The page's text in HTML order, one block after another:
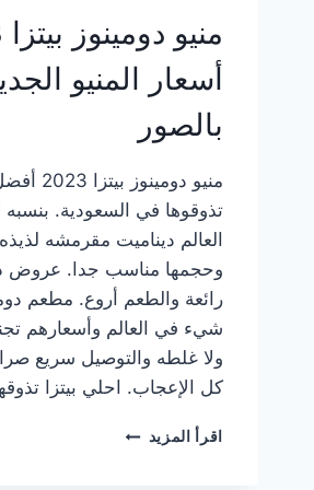
أسعار المنيو
بالصور
منيو
تذوقوها في السعودية. بنسبه
العالم ديناميت مقرمشه
وحجمها مناسب جدا. عروض
رائعة والطعم أروع. مطعم
شيء في العالم وأسعارهم
ولا غلطه والتوصيل سريع
كل الإعجاب. احلي بيتزا
اقرأ المزيد منيو